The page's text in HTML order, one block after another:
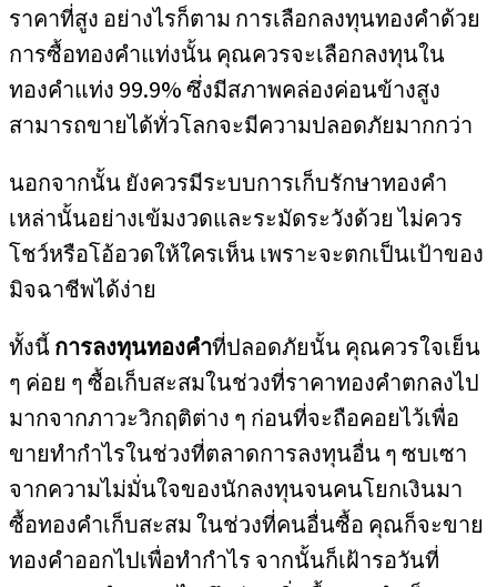
ราคาที่สูง อย่างไรก็ตาม การเลือกลงทุนทองคำด้วย
การซื้อทองคำแท่งนั้น คุณควรจะเลือกลงทุนใน
ทองคำแท่ง 99.9% ซึ่งมีสภาพคล่องค่อนข้างสูง
สามารถขายได้ทั่วโลกจะมีความปลอดภัยมากกว่า
นอกจากนั้น ยังควรมีระบบการเก็บรักษาทองคำ
เหล่านั้นอย่างเข้มงวดและระมัดระวังด้วย ไม่ควร
โชว์หรือโอ้อวดให้ใครเห็น เพราะจะตกเป็นเป้าของ
มิจฉาชีพได้ง่าย
ทั้งนี้การลงทุนทองคำที่ปลอดภัยนั้น คุณควรใจเย็น
ๆ ค่อย ๆ ซื้อเก็บสะสมในช่วงที่ราคาทองคำตกลงไป
มากจากภาวะวิกฤติต่าง ๆ ก่อนที่จะถือคอยไว้เพื่อ
ขายทำกำไรในช่วงที่ตลาดการลงทุนอื่น ๆ ซบเซา
จากความไม่มั่นใจของนักลงทุนจนคนโยกเงินมา
ซื้อทองคำเก็บสะสม ในช่วงที่คนอื่นซื้อ คุณก็จะขาย
ทองคำออกไปเพื่อทำกำไร จากนั้นก็เฝ้ารอวันที่